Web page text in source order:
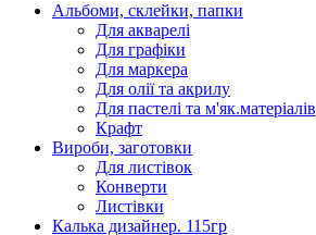
Альбоми, склейки, папки
Для акварелі
Для графіки
Для маркера
Для олії та акрилу
Для пастелі та м'як.матеріалів
Крафт
Вироби, заготовки
Для листівок
Конверти
Листівки
Калька дизайнер. 115гр